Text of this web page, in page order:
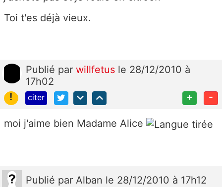
Toi t'es déjà vieux.
Publié par willfetus le 28/12/2010 à
17h02
!
citer + -
moi j'aime bien Madame Alice
Publié par Alban le 28/12/2010 à 17h12